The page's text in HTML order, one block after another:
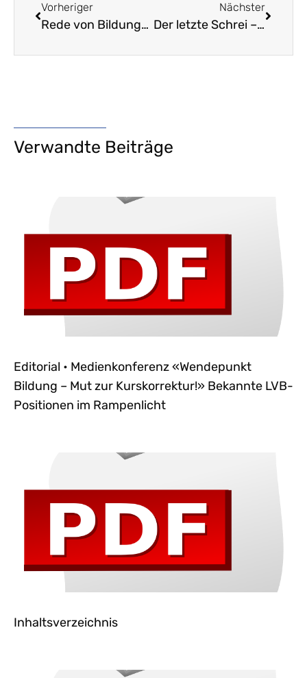
Vorheriger
Rede von Bildungsdirektorin Monica Gschwind
Nächster
Der letzte Schrei – Billy Tell reloaded
Verwandte Beiträge
Editorial • Medienkonferenz «Wendepunkt
Bildung – Mut zur Kurskorrektur!» Bekannte LVB-
Positionen im Rampenlicht
Inhaltsverzeichnis